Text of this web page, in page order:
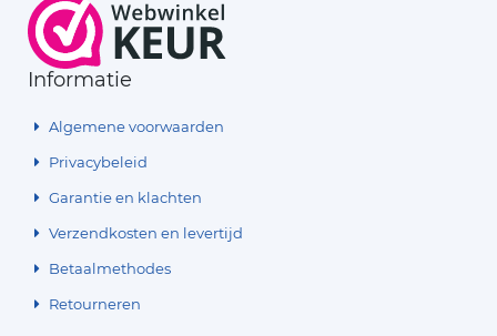
Informatie
Algemene voorwaarden
Privacybeleid
Garantie en klachten
Verzendkosten en levertijd
Betaalmethodes
Retourneren